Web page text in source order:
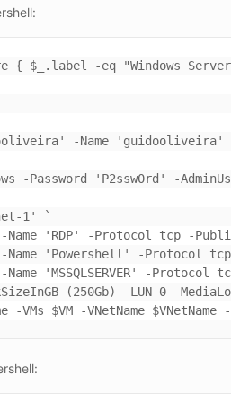
{ $_.label -eq "Windows
-Name 'guidooliveira' -